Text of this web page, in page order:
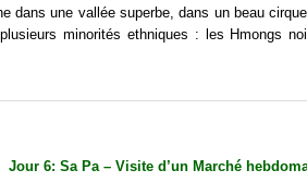
dans une vallée superbe, dans un beau
minorités ethniques : les Hmongs
Jour 6: Sa Pa – Visite d’un Marché